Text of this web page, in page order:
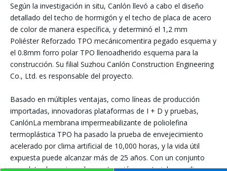
Según la investigación in situ, Canlón llevó a cabo el diseño
detallado del techo de hormigón y el techo de placa de acero
de color de manera específica, y determinó el 1,2 mm
Poliéster Reforzado TPO mecánicomentira pegado esquema y
el 0.8mm forro polar TPO llenoadherido esquema para la
construcción. Su filial Suzhou Canlón Construction Engineering
Co., Ltd. es responsable del proyecto.
Basado en múltiples ventajas, como líneas de producción
importadas, innovadoras plataformas de I + D y pruebas,
CanlónLa membrana impermeabilizante de poliolefina
termoplástica TPO ha pasado la prueba de envejecimiento
acelerado por clima artificial de 10,000 horas, y la vida útil
expuesta puede alcanzar más de 25 años. Con un conjunto